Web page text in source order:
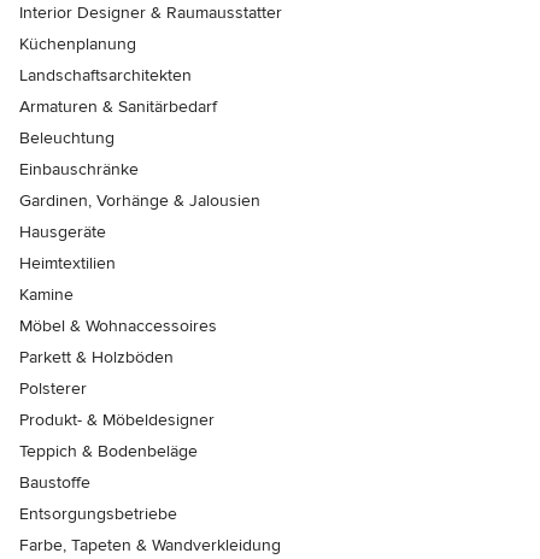
Interior Designer & Raumausstatter
Küchenplanung
Landschaftsarchitekten
Armaturen & Sanitärbedarf
Beleuchtung
Einbauschränke
Gardinen, Vorhänge & Jalousien
Hausgeräte
Heimtextilien
Kamine
Möbel & Wohnaccessoires
Parkett & Holzböden
Polsterer
Produkt- & Möbeldesigner
Teppich & Bodenbeläge
Baustoffe
Entsorgungsbetriebe
Farbe, Tapeten & Wandverkleidung